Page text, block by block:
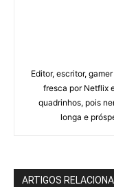
Editor, escritor,
fresca por Netflix
quadrinhos, pois
longa e
ARTIGOS